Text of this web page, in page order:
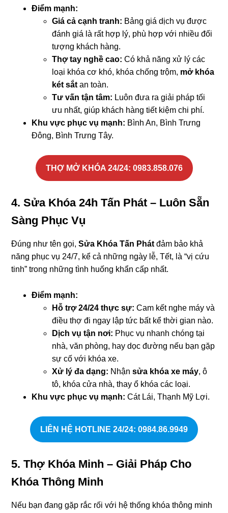
Điểm mạnh:
Giá cả cạnh tranh: Bảng giá dịch vụ được
đánh giá là rất hợp lý, phù hợp với nhiều đối
tượng khách hàng.
Thợ tay nghề cao: Có khả năng xử lý các
loại khóa cơ khó, khóa chống trộm, mở khóa
két sắt an toàn.
Tư vấn tận tâm: Luôn đưa ra giải pháp tối
ưu nhất, giúp khách hàng tiết kiệm chi phí.
Khu vực phục vụ mạnh: Bình An, Bình Trưng
Đông, Bình Trưng Tây.
THỢ MỞ KHÓA 24/24: 0983.858.076
4. Sửa Khóa 24h Tấn Phát – Luôn Sẵn
Sàng Phục Vụ
Đúng như tên gọi,Sửa Khóa Tấn Phát đảm bảo khả
năng phục vụ 24/7, kể cả những ngày lễ, Tết, là “vị cứu
tinh” trong những tình huống khẩn cấp nhất.
Điểm mạnh:
Hỗ trợ 24/24 thực sự: Cam kết nghe máy và
điều thợ đi ngay lập tức bất kể thời gian nào.
Dịch vụ tận nơi: Phục vụ nhanh chóng tại
nhà, văn phòng, hay dọc đường nếu bạn gặp
sự cố với khóa xe.
Xử lý đa dạng: Nhậnsửa khóa xe máy, ô
tô, khóa cửa nhà, thay ổ khóa các loại.
Khu vực phục vụ mạnh: Cát Lái, Thạnh Mỹ Lợi.
LIÊN HỆ HOTLINE 24/24: 0984.86.9949
5. Thợ Khóa Minh – Giải Pháp Cho
Khóa Thông Minh
Nếu bạn đang gặp rắc rối với hệ thống khóa thông minh